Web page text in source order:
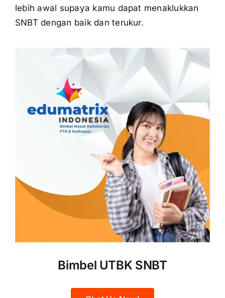
REGISTRATION
CONTACT US
lebih awal supaya kamu dapat menaklukkan
SNBT dengan baik dan terukur.
Bimbel UTBK SNBT